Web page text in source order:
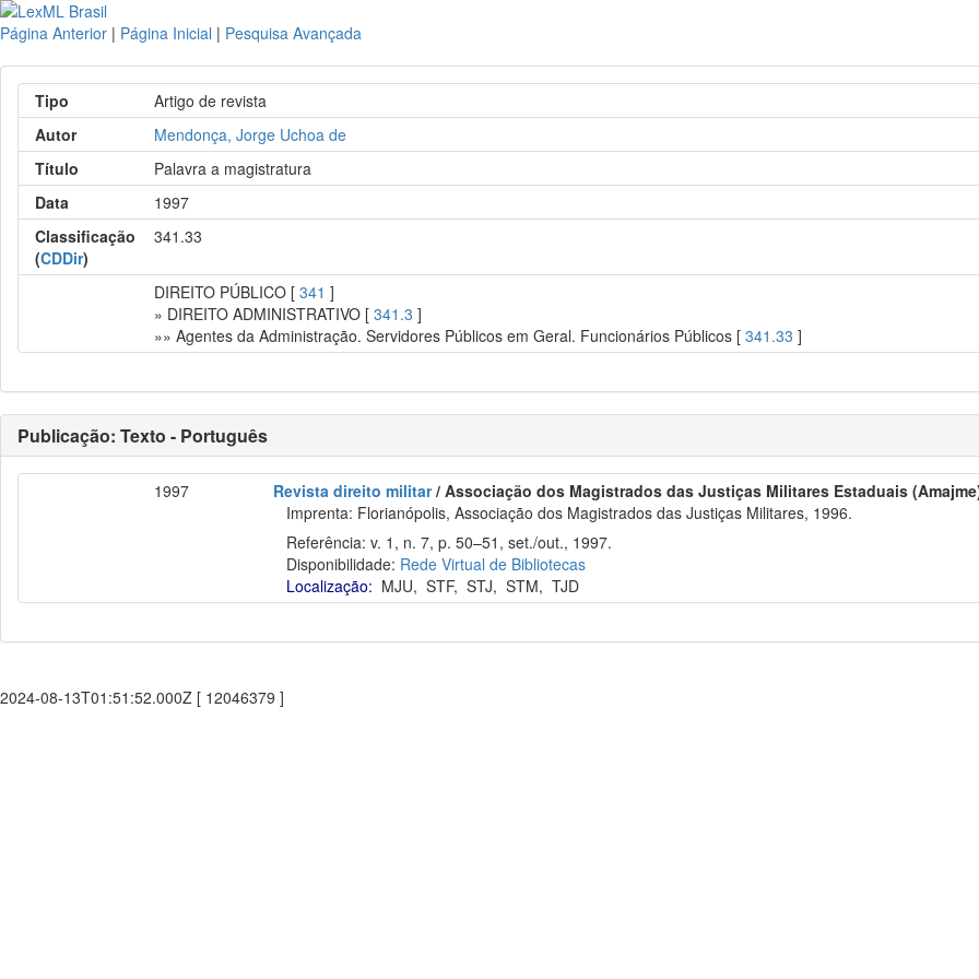
Página Anterior | Página Inicial | Pesquisa Avançada
Tipo
Artigo de revista
Autor
Mendonça, Jorge Uchoa de
Título
Palavra a magistratura
Data
1997
Classificação
(CDDir)
341.33
DIREITO PÚBLICO [341 ]
» DIREITO ADMINISTRATIVO [341.3 ]
»» Agentes da Administração. Servidores Públicos em Geral. Funcionários Públicos [341.33 ]
Publicação: Texto - Português
1997 Revista direito militar/ Associação dos Magistrados das Justiças Militares Estaduais
Imprenta: Florianópolis, Associação dos Magistrados das Justiças Militares, 1996.
Referência: v. 1, n. 7, p. 50–51, set./out., 1997.
Disponibilidade: Rede Virtual de Bibliotecas
Localização: MJU,STF,STJ,STM,TJD
2024-08-13T01:51:52.000Z [ 12046379 ]